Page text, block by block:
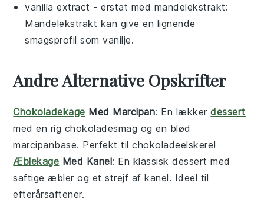
vanilla extract - erstat med mandelekstrakt:
Mandelekstrakt kan give en lignende
smagsprofil som vanilje.
Andre Alternative Opskrifter
Chokoladekage Med Marcipan: En lækkerdessert
med en rig chokoladesmag og en blød
marcipanbase. Perfekt til chokoladeelskere!
Æblekage Med Kanel: En klassiskdessert med
saftige æbler og et strejf af kanel. Ideel til
efterårsaftener.